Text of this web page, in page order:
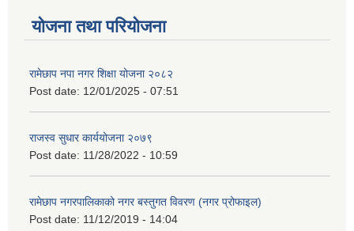
योजना तथा परियोजना
रामेछाप नपा नगर शिक्षा योजना २०८२
Post date: 12/01/2025 - 07:51
राजस्व सुधार कार्ययोजना २०७९
Post date: 11/28/2022 - 10:59
रामेछाप नगरपालिकाको नगर बस्तुगत विवरण (नगर प्रोफाइल)
Post date: 11/12/2019 - 14:04